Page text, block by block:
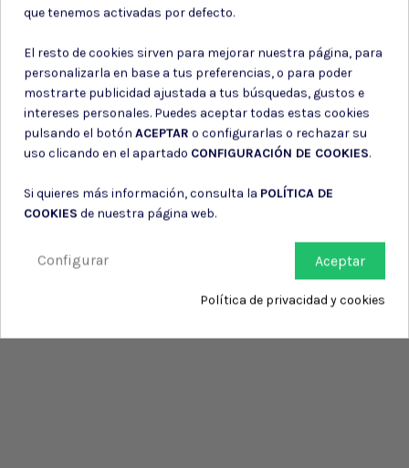
Consiento el uso de mis datos para los fines indicados en la
Consiento el uso de mis datos personales para recibir publicidad
de su entidad.
que tenemos activadas por defecto.
El resto de cookies sirven para mejorar nuestra página, para
personalizarla en base a tus preferencias, o para poder
mostrarte publicidad ajustada a tus búsquedas, gustos e
intereses personales. Puedes aceptar todas estas cookies
pulsando el botón ACEPTAR o configurarlas o rechazar su
uso clicando en el apartado CONFIGURACIÓN DE COOKIES.
Si quieres más información, consulta la POLÍTICA DE
COOKIES de nuestra página web.
Aceptar
Configurar
Política de privacidad y cookies